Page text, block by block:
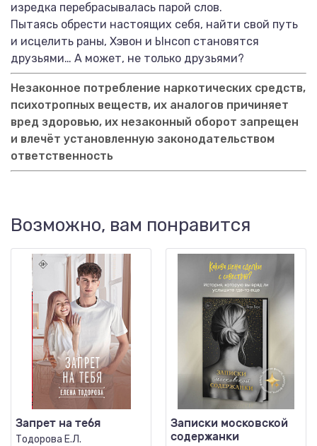
изредка перебрасывалась парой слов.
Пытаясь обрести настоящих себя, найти свой путь
и исцелить раны, Хэвон и Ынсоп становятся
друзьями… А может, не только друзьями?
Незаконное потребление наркотических средств,
психотропных веществ, их аналогов причиняет
вред здоровью, их незаконный оборот запрещен
и влечёт установленную законодательством
ответственность
Возможно, вам понравится
Запрет на тебя
Тодорова Е.Л.
Записки московской
содержанки